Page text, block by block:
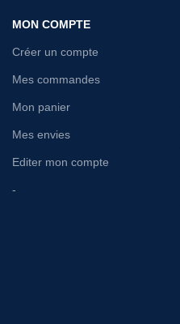
MON COMPTE
Créer un compte
Mes commandes
Mon panier
Mes envies
Editer mon compte
-